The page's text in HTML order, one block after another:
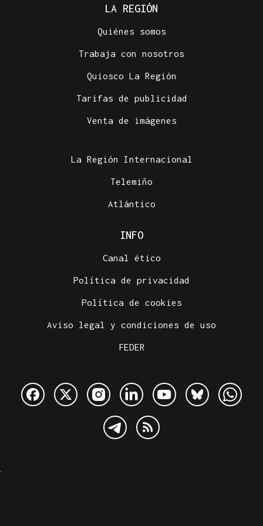
LA REGIÓN
Quiénes somos
Trabaja con nosotros
Quiosco La Región
Tarifas de publicidad
Venta de imágenes
La Región Internacional
Telemiño
Atlántico
INFO
Canal ético
Política de privacidad
Política de cookies
Aviso legal y condiciones de uso
FEDER